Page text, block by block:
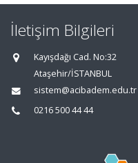
İletişim Bilgileri
Kayışdağı Cad. No:32
Ataşehir/İSTANBUL
sistem@acibadem.edu.tr
0216 500 44 44